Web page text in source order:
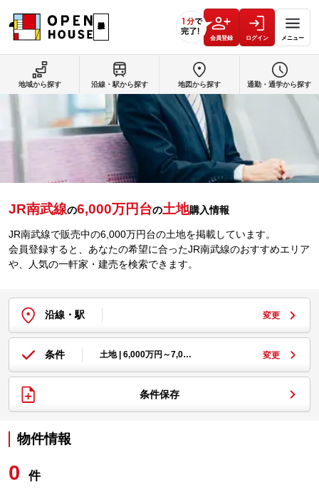
会員登録 ログイン メニュー
JR南武線の6,000万円台の土地購入情報
JR南武線で販売中の6,000万円台の土地を掲載しています。
会員登録すると、あなたの希望に合ったJR南武線のおすすめエリア
や、人気の一軒家・建売を検索できます。
沿線・駅 変更
条件 土地 | 6,000万円～7,0… 変更
条件保存
物件情報
0 件
地域から探す 沿線・駅から探す 地図から探す 通勤・通学から探す